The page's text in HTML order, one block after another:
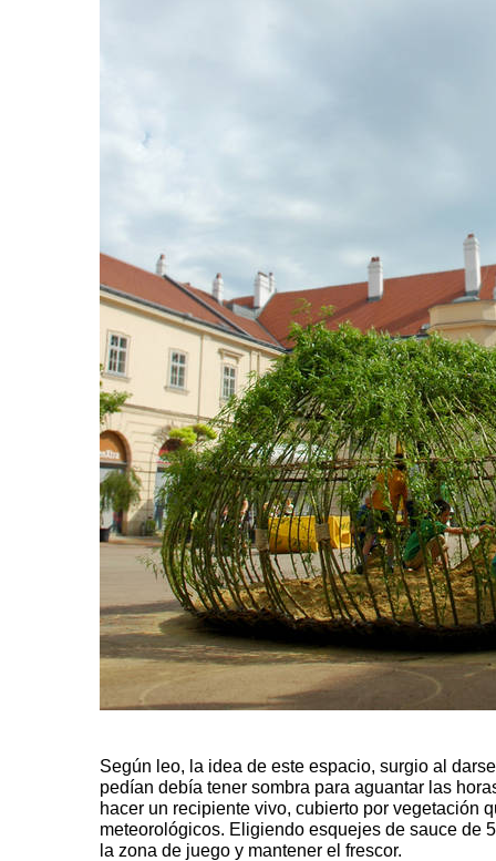
Según leo, la idea de este espacio, surgio al
pedían debía tener sombra para aguantar las
hacer un recipiente vivo, cubierto por vegetación
meteorológicos. Eligiendo esquejes de sauce de
la zona de juego y mantener el frescor.